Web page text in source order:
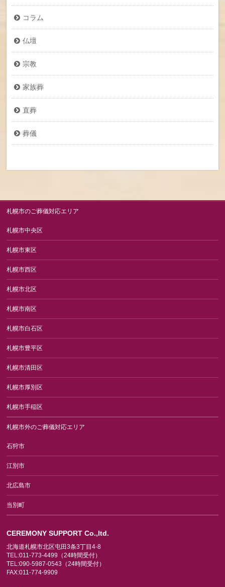
コラム
仏壇
宗教
家族葬
直葬
葬儀
札幌市のご葬儀対応エリア
札幌市中央区
札幌市東区
札幌市西区
札幌市北区
札幌市南区
札幌市白石区
札幌市豊平区
札幌市清田区
札幌市厚別区
札幌市手稲区
札幌市外のご葬儀対応エリア
石狩市
江別市
北広島市
当別町
CEREMONY SUPPORT Co.,ltd.
北海道札幌市北区屯田3条3丁目4-8
TEL:011-773-4499（24時間受付）
TEL:090-5987-0543（24時間受付）
FAX:011-774-9909